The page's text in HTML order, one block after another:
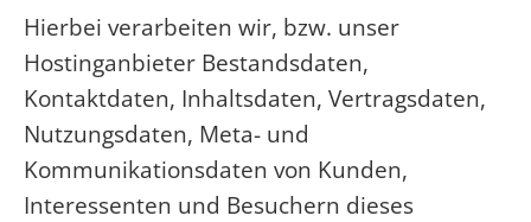
Hierbei verarbeiten wir, bzw. unser
Hostinganbieter Bestandsdaten,
Kontaktdaten, Inhaltsdaten, Vertragsdaten,
Nutzungsdaten, Meta- und
Kommunikationsdaten von Kunden,
Interessenten und Besuchern dieses